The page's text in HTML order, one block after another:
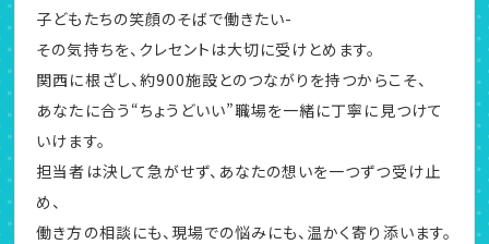
子どもたちの笑顔のそばで働きたい-
その気持ちを、クレセントは大切に受けとめます。
関西に根ざし、約900施設とのつながりを持つからこそ、
あなたに合う“ちょうどいい”職場を一緒に丁寧に見つけて
いけます。
担当者は決して急がせず、あなたの想いを一つずつ受け止
め、
働き方の相談にも、現場での悩みにも、温かく寄り添います。